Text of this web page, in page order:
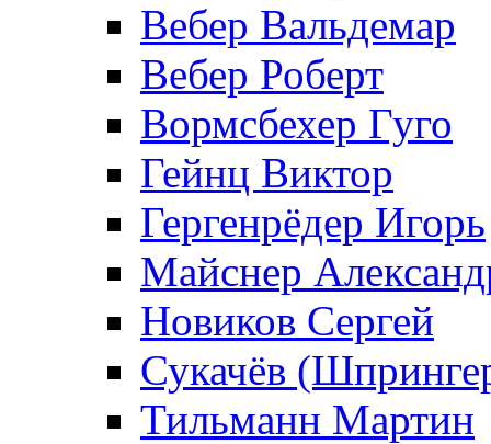
Вебер Вальдемар
Вебер Роберт
Вормсбехер Гуго
Гейнц Виктор
Гергенрёдер Игорь
Майснер
Новиков Сергей
Сукачёв
Тильманн Мартин